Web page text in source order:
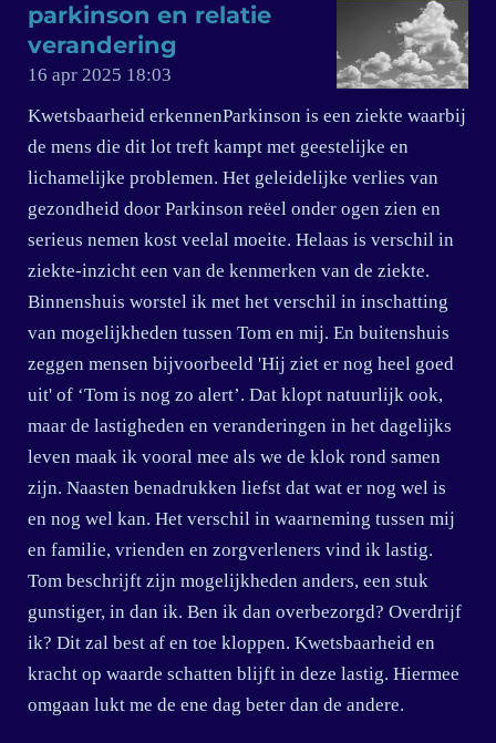
parkinson en relatie
verandering
16 apr 2025 18:03
Kwetsbaarheid erkennenParkinson is een ziekte waarbij
de mens die dit lot treft kampt met geestelijke en
lichamelijke problemen. Het geleidelijke verlies van
gezondheid door Parkinson reëel onder ogen zien en
serieus nemen kost veelal moeite. Helaas is verschil in
ziekte-inzicht een van de kenmerken van de ziekte.
Binnenshuis worstel ik met het verschil in inschatting
van mogelijkheden tussen Tom en mij. En buitenshuis
zeggen mensen bijvoorbeeld 'Hij ziet er nog heel goed
uit' of ‘Tom is nog zo alert’. Dat klopt natuurlijk ook,
maar de lastigheden en veranderingen in het dagelijks
leven maak ik vooral mee als we de klok rond samen
zijn. Naasten benadrukken liefst dat wat er nog wel is
en nog wel kan. Het verschil in waarneming tussen mij
en familie, vrienden en zorgverleners vind ik lastig.
Tom beschrijft zijn mogelijkheden anders, een stuk
gunstiger, in dan ik. Ben ik dan overbezorgd? Overdrijf
ik? Dit zal best af en toe kloppen. Kwetsbaarheid en
kracht op waarde schatten blijft in deze lastig. Hiermee
omgaan lukt me de ene dag beter dan de andere.